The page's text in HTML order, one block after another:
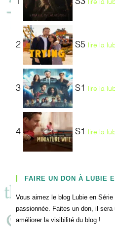
lire la
2 S5 lire la
3 S1 lire la
4 S1 lire la
FAIRE UN DON À LUBIE
Vous aimez le blog Lubie en
passionnée. Faites un don, il
améliorer la visibilité du blog !